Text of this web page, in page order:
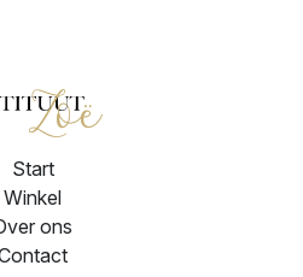
Start
Winkel
ons